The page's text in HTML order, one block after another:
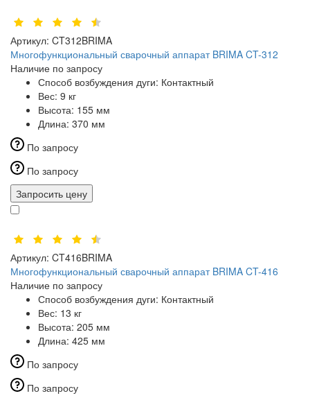
Артикул: CT312BRIMA
Многофункциональный сварочный аппарат BRIMA CT-312
Наличие по запросу
Способ возбуждения дуги: Контактный
Вес: 9 кг
Высота: 155 мм
Длина: 370 мм
По запросу
По запросу
Запросить цену
Артикул: CT416BRIMA
Многофункциональный сварочный аппарат BRIMA CT-416
Наличие по запросу
Способ возбуждения дуги: Контактный
Вес: 13 кг
Высота: 205 мм
Длина: 425 мм
По запросу
По запросу